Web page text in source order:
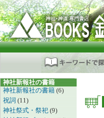
神社新報社の書籍
神社新報社の書籍 (6)
祝詞 (11)
神社祭式・祭祀 (9)